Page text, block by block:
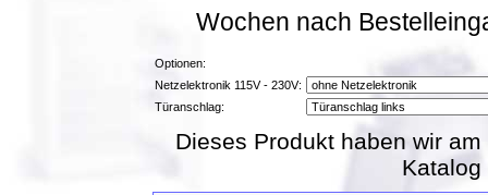
Wochen nach
Optionen:
Netzelektronik 115V - 230V:
Türanschlag:
Dieses Produkt haben wir